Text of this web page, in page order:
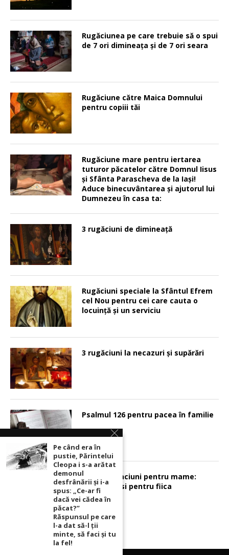
Rugăciunea pe care trebuie să o spui
de 7 ori dimineața și de 7 ori seara
Rugăciune către Maica Domnului
pentru copiii tăi
Rugăciune mare pentru iertarea
tuturor păcatelor către Domnul Iisus
şi Sfânta Parascheva de la Iaşi!
Aduce binecuvântarea şi ajutorul lui
Dumnezeu în casa ta:
3 rugăciuni de dimineață
Rugăciuni speciale la Sfântul Efrem
cel Nou pentru cei care cauta o
locuinţă şi un serviciu
3 rugăciuni la necazuri și supărări
Psalmul 126 pentru pacea în familie
Sunt 2 rugaciuni pentru mame:
pentru fiu si pentru fiica
Pe când era în
pustie, Părintelui
Cleopa i s-a arătat
demonul
desfrânării şi i-a
spus: „Ce-ar fi
dacă vei cădea în
păcat?”
Răspunsul pe care
l-a dat să-l ții
minte, să faci și tu
la fel!